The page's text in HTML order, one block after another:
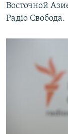
Восточной
Радіо Свобода.